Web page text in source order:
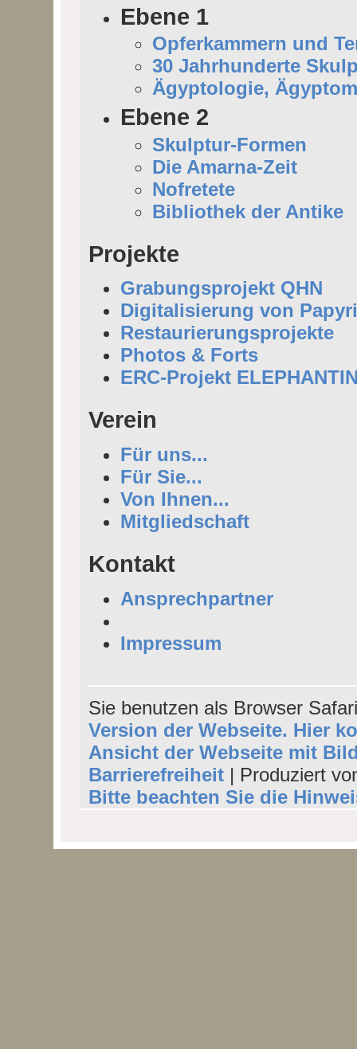
Ebene 1
Opferkammern und
30 Jahrhunderte
Ägyptologie,
Ebene 2
Skulptur-Formen
Die Amarna-Zeit
Nofretete
Bibliothek der Antike
Projekte
Grabungsprojekt QHN
Digitalisierung von
Restaurierungsprojekte
Photos & Forts
ERC-Projekt
Verein
Für uns...
Für Sie...
Von Ihnen...
Mitgliedschaft
Kontakt
Ansprechpartner
Impressum
Sie benutzen als Browser
Version der Webseite. Hier
Ansicht der Webseite mit
Barrierefreiheit | Produziert
Bitte beachten Sie die